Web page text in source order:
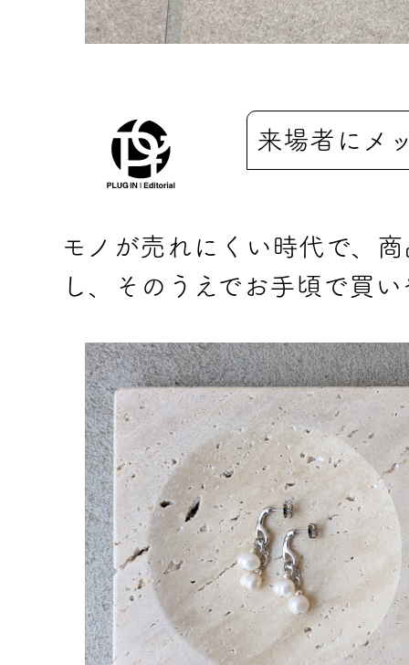
来場者にメ
モノが売れにくい時代で、
し、そのうえでお手頃で買